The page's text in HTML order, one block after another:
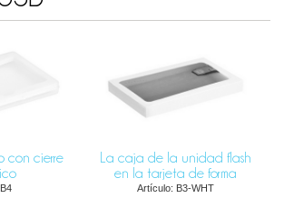
con cierre
La caja de la unidad flash
en la tarjeta de forma
Artículo: B3-WHT